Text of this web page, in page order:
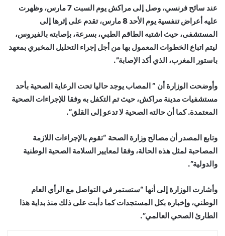
عند سائح فرنسي، وصل إلى مراكش يوم السبت 7 مارس، وظهرت
عليه أعراض تنفسية يوم الأحد 8 مارس، تقدم على إثرها إلى
المستشفى، حيث اشتبه الطاقم الطبي، بسرعة، بإصابته بالفيروس،
ليتم اتباع الخطوات المعمول بها من أجل إجراء التحليل المخبري بمعهد
باستور المغرب، الذي أكد الإصابة”.
وأوضحت الوزارة أن ” المصاب يوجد حاليا تحت الرعاية الصحية بأحد
مستشفيات مدينة مراكش، حيث تم التكفل به وفقا للإجراءات الصحية
المعتمدة. كما أن حالته الصحية لا تدعو إلى القلق”.
وتابع المصدر أن مصالح وزارة الصحة “تقوم بالإجراءات اللازمة
المصاحبة لمثل هذه الحالة، وفقا لمعايير السلامة الصحية الوطنية
والدولية”.
وأشارت الوزارة إلى أنها “ستستمر في التواصل مع الرأي العام
الوطني، وإخباره بكل المستجدات كما دأبت على ذلك منذ بداية هذا
الطارئ الصحي العالمي”.